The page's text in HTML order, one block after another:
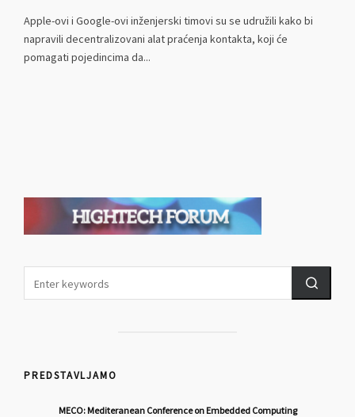
Apple-ovi i Google-ovi inženjerski timovi su se udružili kako bi
napravili decentralizovani alat praćenja kontakta, koji će
pomagati pojedincima da...
PREDSTAVLJAMO
MECO: Mediteranean Conference on Embedded Computing